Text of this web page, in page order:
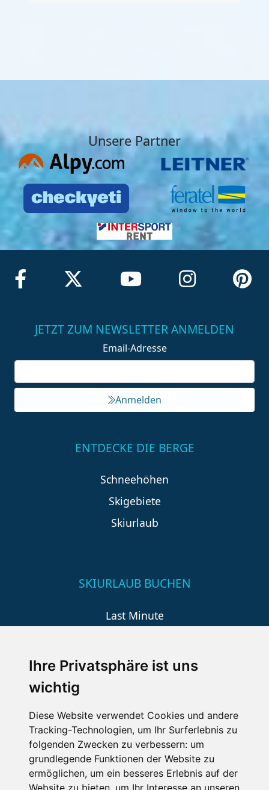
Ihre Privatsphäre ist uns
wichtig
Diese Website verwendet Cookies und andere
Tracking-Technologien, um Ihr Surferlebnis zu
folgenden Zwecken zu verbessern: um
grundlegende Funktionen der Website zu
ermöglichen, um ein besseres Erlebnis auf der
Website zu bieten um Ihr Interesse an unseren
Unsere Partner
JETZT ZUM NEWSLETTER ANMELDEN
Email-Adresse
Anmelden
ENTDECKE DIE BERGE
Schneehöhen
Skigebiete
Skiurlaub
SKIURLAUB BUCHEN
Last Minute
Wellness
SCHNEEHÖHEN SKI APP
Die Schneehoehen Ski APP für iOS und Android - Ein
Muss für alle Wintersportler und Schneefreaks!